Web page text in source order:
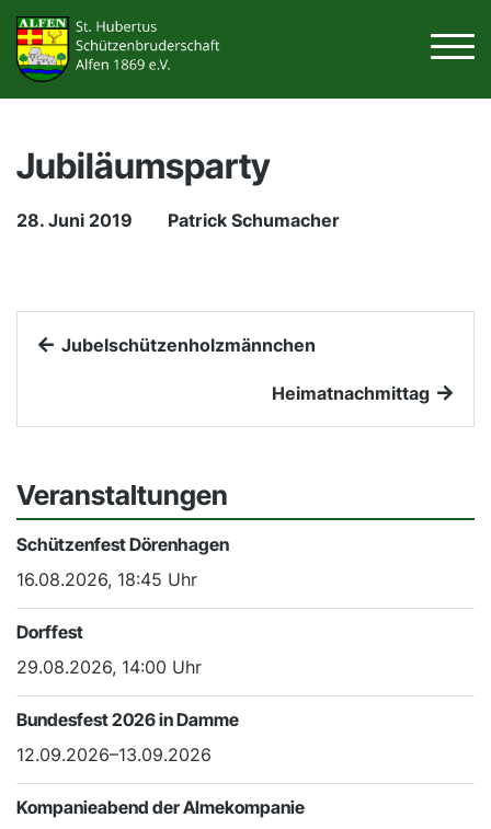
Jubiläumsparty
28. Juni 2019 Patrick Schumacher
Jubelschützenholzmännchen
Heimatnachmittag
Veranstaltungen
Schützenfest Dörenhagen
16.08.2026, 18:45 Uhr
Dorffest
29.08.2026, 14:00 Uhr
Bundesfest 2026 in Damme
12.09.2026–13.09.2026
Kompanieabend der Almekompanie